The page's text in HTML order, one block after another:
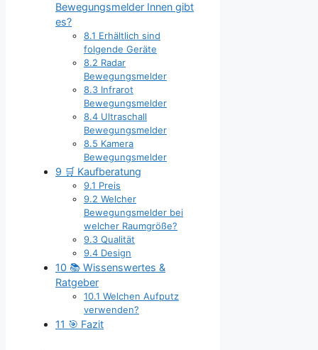
Bewegungsmelder Innen gibt
es?
8.1 Erhältlich sind
folgende Geräte
8.2 Radar
Bewegungsmelder
8.3 Infrarot
Bewegungsmelder
8.4 Ultraschall
Bewegungsmelder
8.5 Kamera
Bewegungsmelder
9 🛒 Kaufberatung
9.1 Preis
9.2 Welcher
Bewegungsmelder bei
welcher Raumgröße?
9.3 Qualität
9.4 Design
10 📚 Wissenswertes &
Ratgeber
10.1 Welchen Aufputz
verwenden?
11 🎯 Fazit